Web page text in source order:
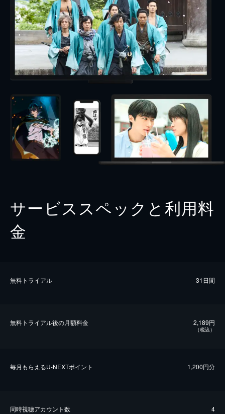
サービススペックと利用料
金
無料トライアル 31日間
無料トライアル後の⽉額料金 2,189円
（税込）
毎⽉もらえるU-NEXTポイント 1,200円分
同時視聴アカウント数 4